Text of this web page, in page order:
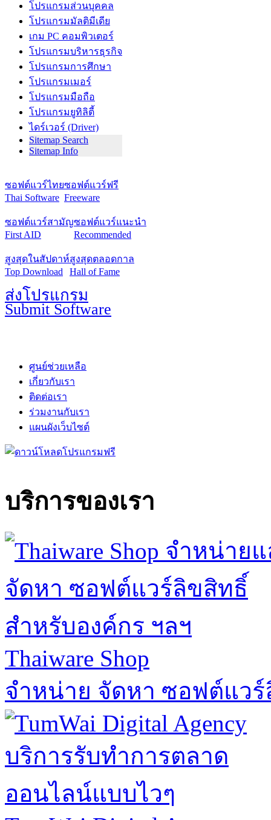
โปรแกรมส่วนบุคคล
โปรแกรมมัลติมีเดีย
เกม PC คอมพิวเตอร์
โปรแกรมบริหารธุรกิจ
โปรแกรมการศึกษา
โปรแกรมเมอร์
โปรแกรมมือถือ
โปรแกรมยูทิลิตี้
ไดร์เวอร์ (Driver)
Sitemap Search
Sitemap Info
ซอฟต์แวร์ไทย
Thai Software
ซอฟต์แวร์ฟรี
Freeware
ซอฟต์แวร์สามัญ
First AID
ซอฟต์แวร์แนะนำ
Recommended
สูงสุดในสัปดาห์
Top Download
สูงสุดตลอดกาล
Hall of Fame
ส่งโปรแกรม
Submit Software
ศูนย์ช่วยเหลือ
เกี่ยวกับเรา
ติดต่อเรา
ร่วมงานกับเรา
แผนผังเว็บไซต์
บริการของเรา
Thaiware Shop
จำหน่าย จัดหา ซอฟต์แว